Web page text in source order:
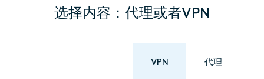
选择内容：代理或者VPN
VPN 代理